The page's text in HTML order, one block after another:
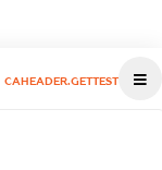
CAHEADER.GETTEST